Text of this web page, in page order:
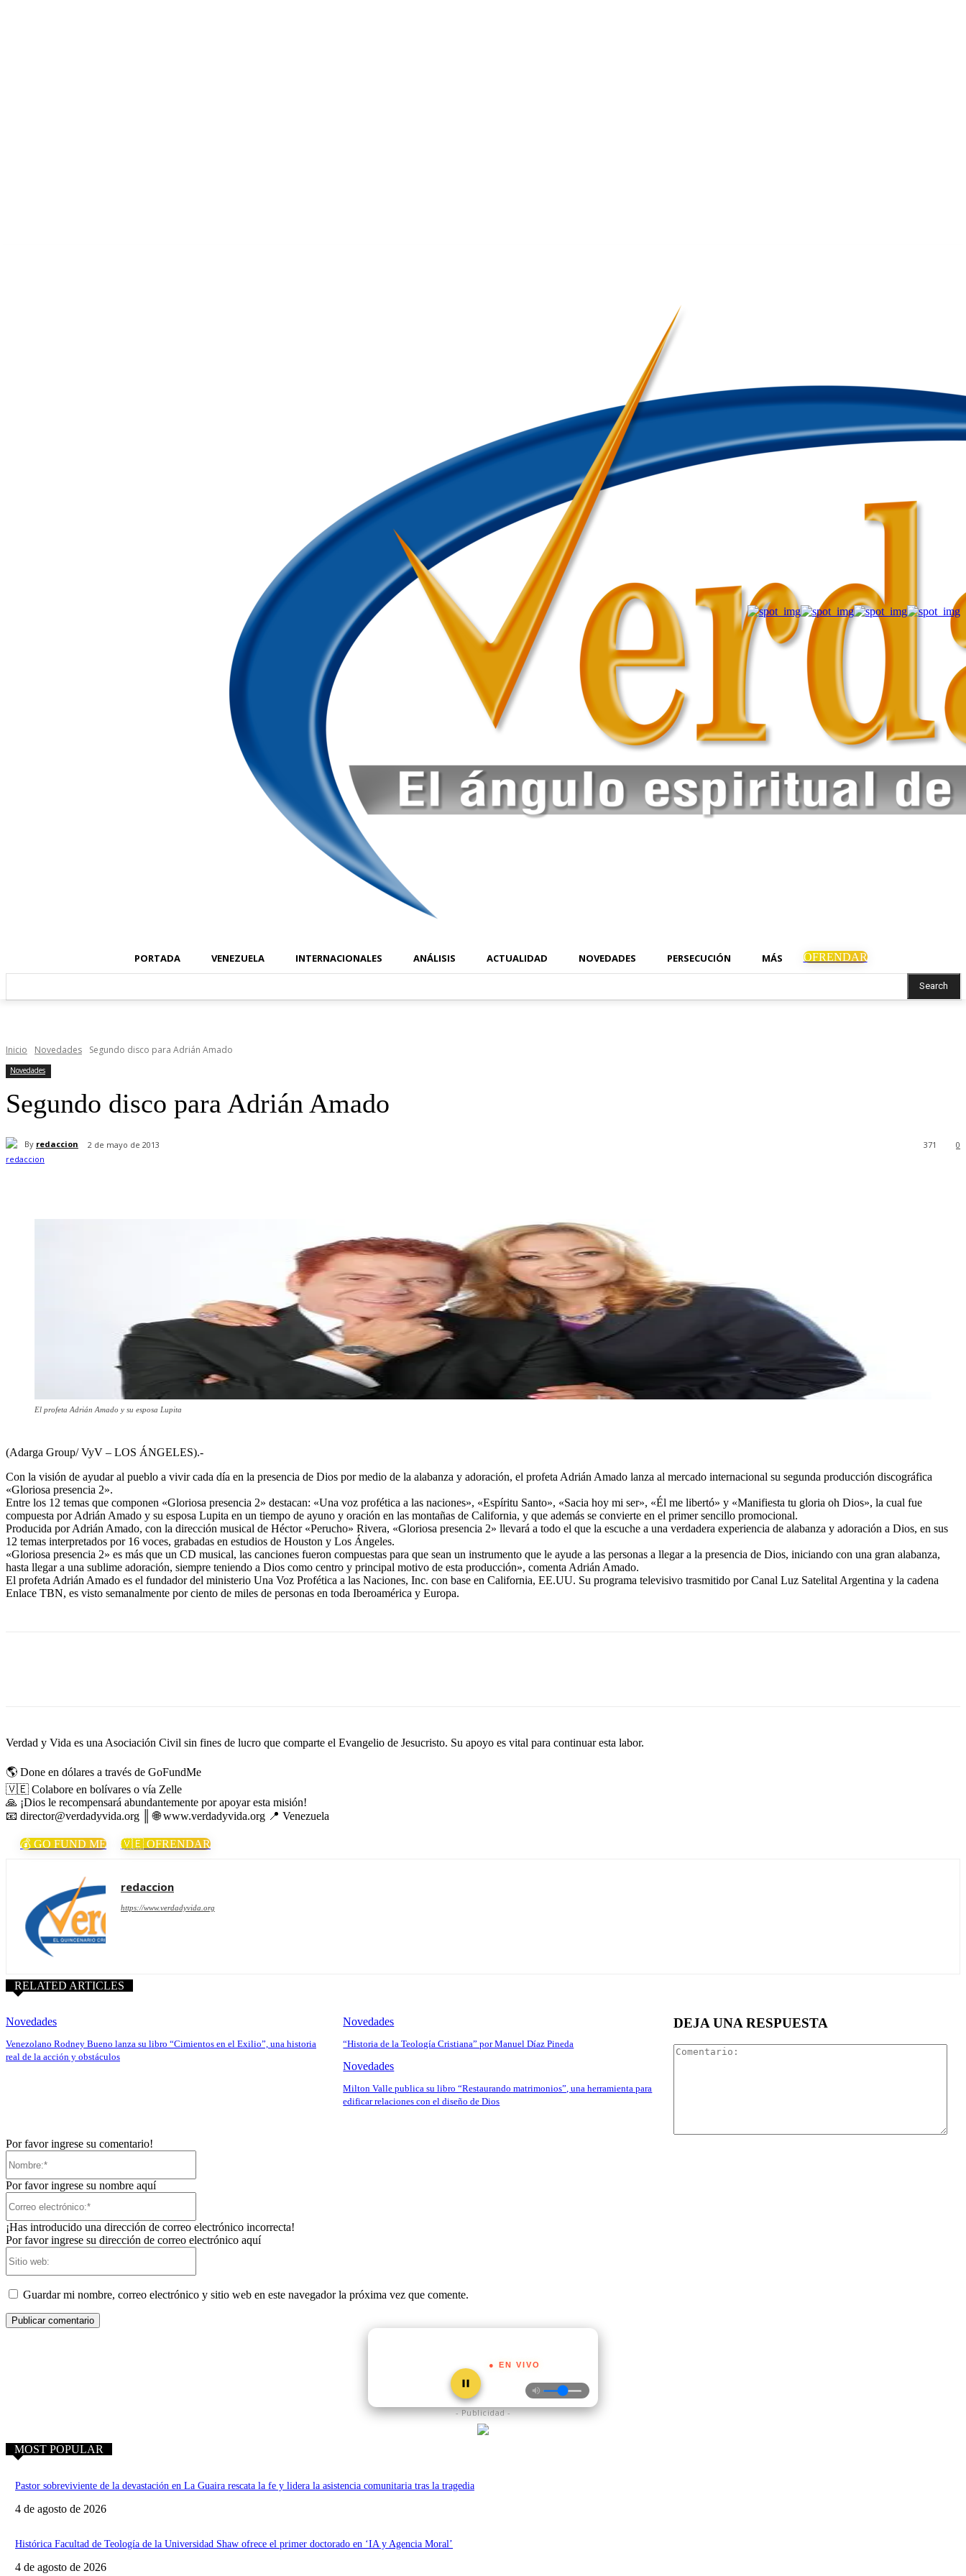
PORTADA VENEZUELA INTERNACIONALES ANÁLISIS ACTUALIDAD NOVEDADES PERSECUCIÓN MÁS OFRENDAR
Search
Inicio Novedades Segundo disco para Adrián Amado
Novedades
Segundo disco para Adrián Amado
By redaccion 2 de mayo de 2013 0
371
El profeta Adrián Amado y su esposa Lupita
(Adarga Group/ VyV – LOS ÁNGELES).-
Con la visión de ayudar al pueblo a vivir cada día en la presencia de Dios por medio de la alabanza y adoración, el profeta Adrián Amado lanza al mercado internacional su segunda producción discográfica
«Gloriosa presencia 2».
Entre los 12 temas que componen «Gloriosa presencia 2» destacan: «Una voz profética a las naciones», «Espíritu Santo», «Sacia hoy mi ser», «Él me libertó» y «Manifiesta tu gloria oh Dios», la cual fue
compuesta por Adrián Amado y su esposa Lupita en un tiempo de ayuno y oración en las montañas de California, y que además se convierte en el primer sencillo promocional.
Producida por Adrián Amado, con la dirección musical de Héctor «Perucho» Rivera, «Gloriosa presencia 2» llevará a todo el que la escuche a una verdadera experiencia de alabanza y adoración a Dios, en sus
12 temas interpretados por 16 voces, grabadas en estudios de Houston y Los Ángeles.
«Gloriosa presencia 2» es más que un CD musical, las canciones fueron compuestas para que sean un instrumento que le ayude a las personas a llegar a la presencia de Dios, iniciando con una gran alabanza,
hasta llegar a una sublime adoración, siempre teniendo a Dios como centro y principal motivo de esta producción», comenta Adrián Amado.
El profeta Adrián Amado es el fundador del ministerio Una Voz Profética a las Naciones, Inc. con base en California, EE.UU. Su programa televisivo trasmitido por Canal Luz Satelital Argentina y la cadena
Enlace TBN, es visto semanalmente por ciento de miles de personas en toda Iberoamérica y Europa.
Verdad y Vida es una Asociación Civil sin fines de lucro que comparte el Evangelio de Jesucristo. Su apoyo es vital para continuar esta labor.
🌎 Done en dólares a través de GoFundMe
🇻🇪 Colabore en bolívares o vía Zelle
🙏 ¡Dios le recompensará abundantemente por apoyar esta misión!
📧 director@verdadyvida.org ║ 🌐 www.verdadyvida.org 📍 Venezuela
💰 GO FUND ME 🇻🇪 OFRENDAR
redaccion
https://www.verdadyvida.org
RELATED ARTICLES
Novedades
Venezolano Rodney Bueno lanza su libro “Cimientos en el Exilio”, una historia
real de la acción y obstáculos
Novedades
“Historia de la Teología Cristiana” por Manuel Díaz Pineda
Novedades
Milton Valle publica su libro “Restaurando matrimonios”, una herramienta para
edificar relaciones con el diseño de Dios
DEJA UNA RESPUESTA
Por favor ingrese su comentario!
Por favor ingrese su nombre aquí
¡Has introducido una dirección de correo electrónico incorrecta!
Por favor ingrese su dirección de correo electrónico aquí
Guardar mi nombre, correo electrónico y sitio web en este navegador la próxima vez que comente.
● EN VIVO
- Publicidad -
MOST POPULAR
Pastor sobreviviente de la devastación en La Guaira rescata la fe y lidera la asistencia comunitaria tras la tragedia
4 de agosto de 2026
Histórica Facultad de Teología de la Universidad Shaw ofrece el primer doctorado en ‘IA y Agencia Moral’
4 de agosto de 2026